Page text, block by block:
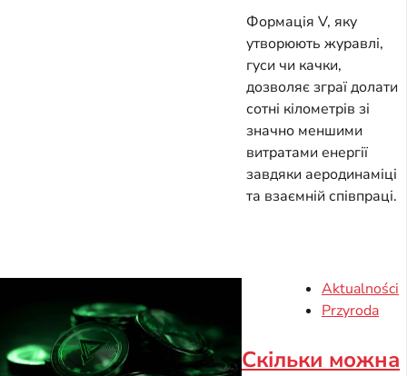
Формація V, яку
утворюють журавлі,
гуси чи качки,
дозволяє зграї долати
сотні кілометрів зі
значно меншими
витратами енергії
завдяки аеродинаміці
та взаємній співпраці.
Aktualności
Przyroda
Скільки можна